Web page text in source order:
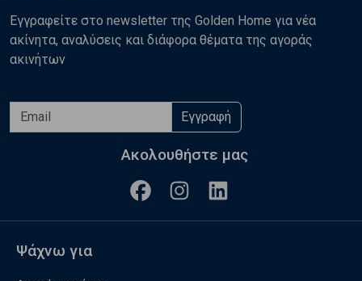
Εγγραφείτε στο newsletter της Golden Home για νέα
ακίνητα, αναλύσεις και διάφορα θέματα της αγοράς
ακινήτων
Εγγραφή
Ακολουθήστε μας
Ψάχνω για